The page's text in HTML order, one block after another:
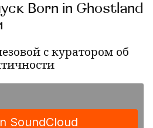
Born in Ghostland
с куратором об